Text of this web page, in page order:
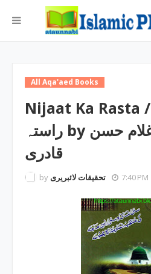
All Aqa'aed Books
Nijaat Ka Rasta / نجات کا
راستہ by مولانا مفتی غلام حسن
قادری
by تحقیقات لائبریری 7:40 PM